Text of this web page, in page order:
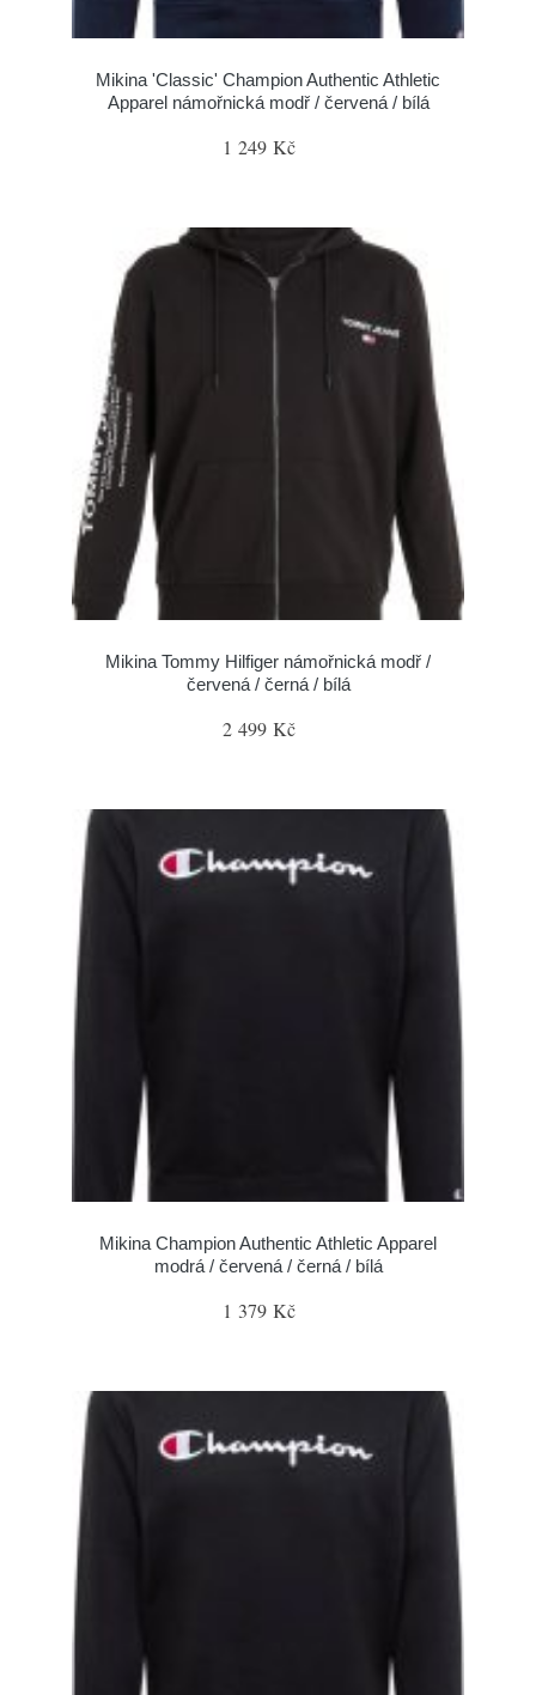
Mikina 'Classic' Champion Authentic Athletic
Apparel námořnická modř / červená / bílá
1 249 Kč
Mikina Tommy Hilfiger námořnická modř /
červená / černá / bílá
2 499 Kč
Mikina Champion Authentic Athletic Apparel
modrá / červená / černá / bílá
1 379 Kč